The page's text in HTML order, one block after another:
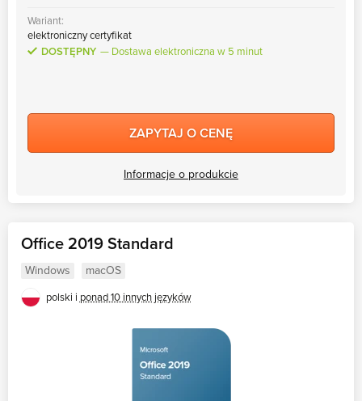
Wariant:
elektroniczny certyfikat
DOSTĘPNY
Dostawa elektroniczna w 5 minut
ZAPYTAJ O CENĘ
Informacje o produkcie
Office 2019 Standard
Windows macOS
polski i ponad 10 innych języków